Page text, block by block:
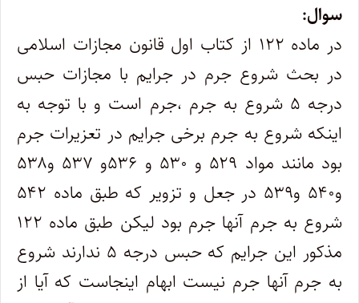
سوال:
در ماده ۱۲۲ از کتاب اول قانون مجازات اسلامی
در بحث شروع جرم در جرایم با مجازات حبس
درجه ۵ شروع به جرم ،جرم است و با توجه به
اینکه شروع به جرم برخی جرایم در تعزیرات جرم
بود مانند مواد ۵۲۹ و ۵۳۰ و ۵۳۶و ۵۳۷ و۵۳۸
و۵۴۰ و۵۳۹ در جعل و تزویر که طبق ماده ۵۴۲
شروع به جرم آنها جرم بود لیکن طبق ماده ۱۲۲
مذکور این جرایم که حبس درجه ۵ ندارند شروع
به جرم آنها جرم نیست ابهام اینجاست که آیا از